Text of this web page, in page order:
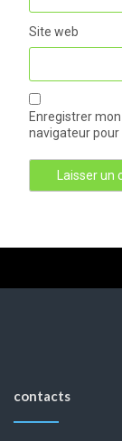
Site web
Enregistrer
navigateur
contacts